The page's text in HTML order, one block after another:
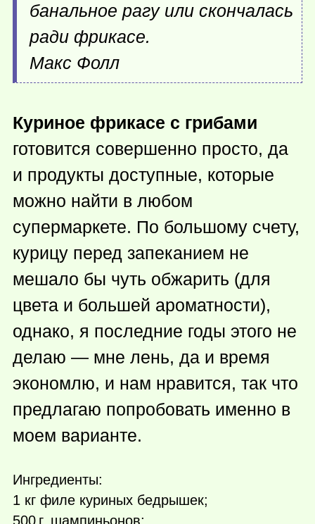
банальное рагу или скончалась
ради фрикасе.
Макс Фолл
Куриное фрикасе с грибами
готовится совершенно просто, да
и продукты доступные, которые
можно найти в любом
супермаркете. По большому счету,
курицу перед запеканием не
мешало бы чуть обжарить (для
цвета и большей ароматности),
однако, я последние годы этого не
делаю — мне лень, да и время
экономлю, и нам нравится, так что
предлагаю попробовать именно в
моем варианте.
Ингредиенты:
1 кг филе куриных бедрышек;
500 г. шампиньонов;